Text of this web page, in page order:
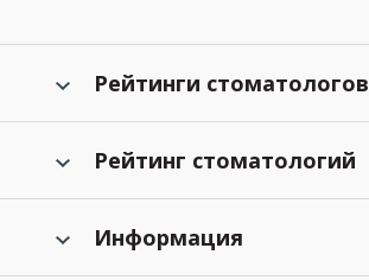
Рейтинги стоматологов
Рейтинг стоматологий
Информация